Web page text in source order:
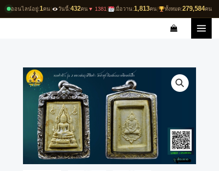
ออนไลน์อยู่:1คน| วันนี้:432คน▼ 1381 | เมื่อวาน:1,813คน| ทั้งหมด:279,584คน
Skip
to